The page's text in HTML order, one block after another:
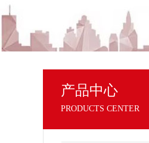
产品中心
PRODUCTS CENTER